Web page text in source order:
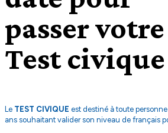
passer votre
Test civique
Le TEST CIVIQUE est destiné à toute
ans souhaitant valider son niveau de français